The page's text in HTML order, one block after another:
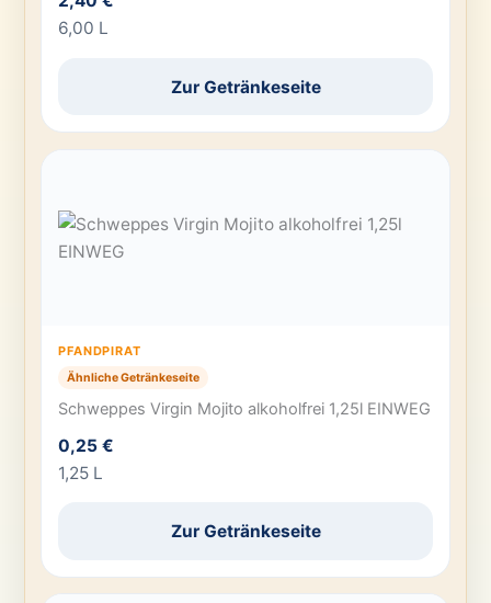
6,00 L
Zur Getränkeseite
PFANDPIRAT
Ähnliche Getränkeseite
Schweppes Virgin Mojito alkoholfrei 1,25l EINWEG
0,25 €
1,25 L
Zur Getränkeseite